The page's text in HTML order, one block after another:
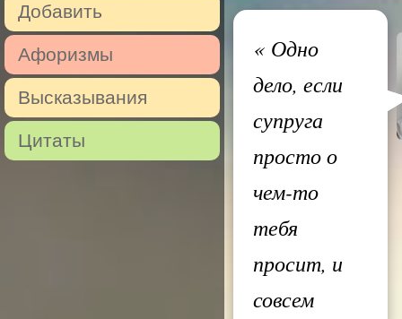
Добавить
Афоризмы
Высказывания
Цитаты
«Одно
дело, если
супруга
просто о
чем-то
тебя
просит, и
совсем